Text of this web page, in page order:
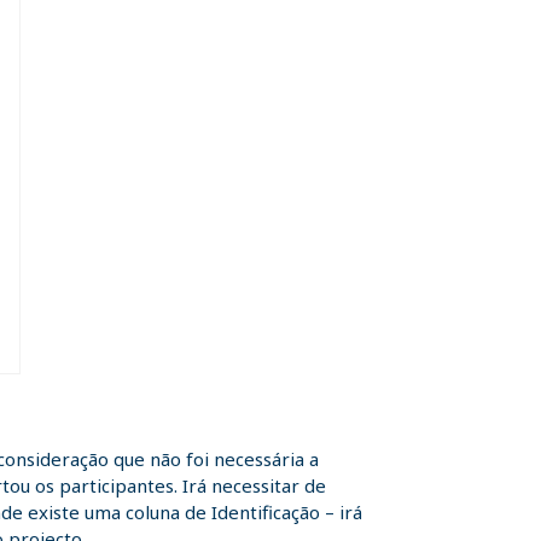
que não foi necessária a
os participantes. Irá necessitar de
existe uma coluna de Identificação – irá